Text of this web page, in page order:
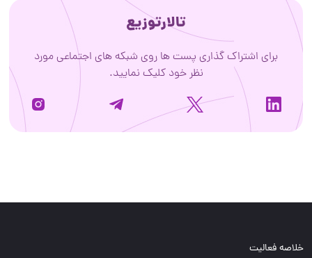
تالارتوزیع
برای اشتراک گذاری پست ها روی شبکه های اجتماعی مورد
نظر خود کلیک نمایید.
خلاصه فعالیت